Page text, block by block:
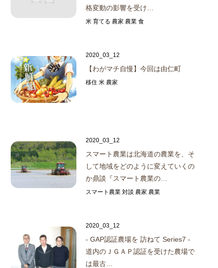
格変動の影響を受け…
米 育てる 農家 農業 食
2020_03_12
【わがマチ自慢】今回は由仁町
移住 米 農家
2020_03_12
スマート農業は北海道の農業を、そ
して地域をどのように変えていくの
か鼎談『スマート農業の…
スマート農業 対談 農家 農業
2020_03_12
- GAP認証農場を 訪ねて Series7 -
道内のＪＧＡＰ認証を受けた農場で
は最古…